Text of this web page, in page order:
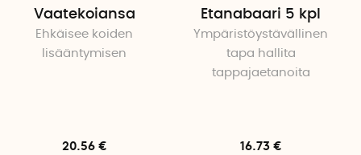
Vaatekoiansa
Ehkäisee koiden
lisääntymisen
20.56 €
Etanabaari 5 kpl
Ympäristöystävällinen
tapa hallita
tappajaetanoita
16.73 €